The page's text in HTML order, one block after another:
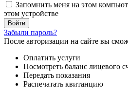
Запомнить меня на этом
этом устройстве
Забыли пароль?
После авторизации на сайте вы
Оплатить услуги
Посмотреть баланс лицевого
Передать показания
Распечатать квитанцию